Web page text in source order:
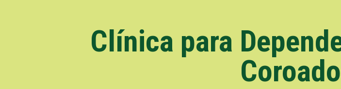
Clínica para